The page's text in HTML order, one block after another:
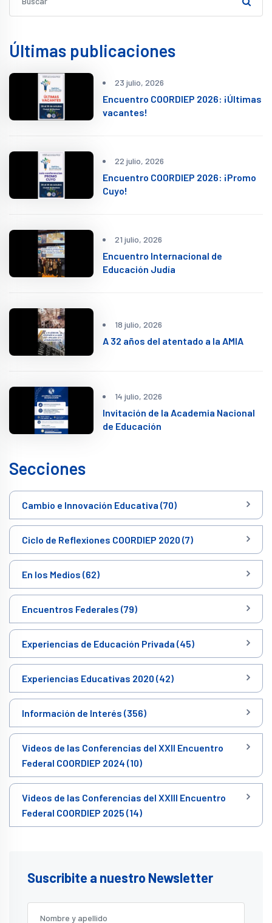
Últimas publicaciones
23 julio, 2026
Encuentro COORDIEP 2026: ¡Últimas
vacantes!
22 julio, 2026
Encuentro COORDIEP 2026: ¡Promo
Cuyo!
21 julio, 2026
Encuentro Internacional de
Educación Judía
18 julio, 2026
A 32 años del atentado a la AMIA
14 julio, 2026
Invitación de la Academia Nacional
de Educación
Secciones
Cambio e Innovación Educativa (70)
Ciclo de Reflexiones COORDIEP 2020 (7)
En los Medios (62)
Encuentros Federales (79)
Experiencias de Educación Privada (45)
Experiencias Educativas 2020 (42)
Información de Interés (356)
Videos de las Conferencias del XXII Encuentro
Federal COORDIEP 2024 (10)
Videos de las Conferencias del XXIII Encuentro
Federal COORDIEP 2025 (14)
Suscribite a nuestro Newsletter